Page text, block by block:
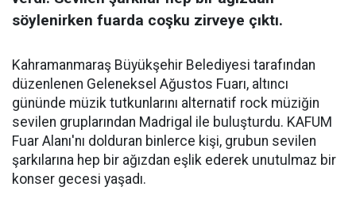
söylenirken fuarda coşku zirveye çıktı.
Kahramanmaraş Büyükşehir Belediyesi tarafından
düzenlenen Geleneksel Ağustos Fuarı, altıncı
gününde müzik tutkunlarını alternatif rock müziğin
sevilen gruplarından Madrigal ile buluşturdu. KAFUM
Fuar Alanı'nı dolduran binlerce kişi, grubun sevilen
şarkılarına hep bir ağızdan eşlik ederek unutulmaz bir
konser gecesi yaşadı.